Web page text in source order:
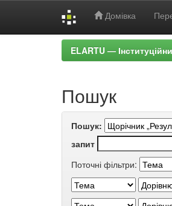
Домівка
ELARTU —
Пошук
Пошук:
запит
Поточні фільтри: